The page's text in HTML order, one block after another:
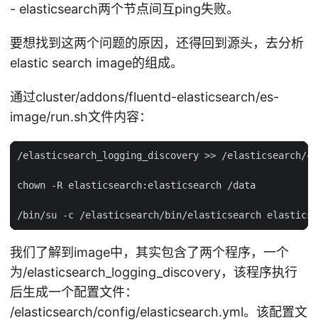
- elasticsearch两个节点间互ping失败。
要想找到这两个问题的原因，还得回到源头，去分析
elastic search image的组成。
通过cluster/addons/fluentd-elasticsearch/es-
image/run.sh文件内容：
/elasticsearch_logging_discovery >> /elasticsearch/
chown -R elasticsearch:elasticsearch /data
我们了解到image中，其实包含了两个程序，一个
为/elasticsearch_logging_discovery，该程序执行
后生成一个配置文件：
/elasticsearch/config/elasticsearch.yml。该配置文